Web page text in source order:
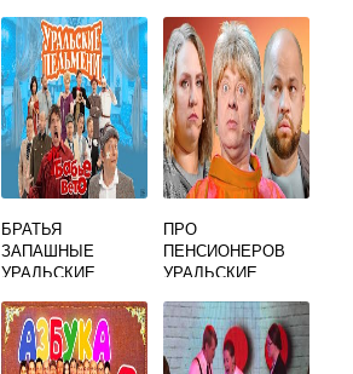
БРАТЬЯ
ЗАПАШНЫЕ
УРАЛЬСКИЕ
ПРО
ПЕНСИОНЕРОВ
УРАЛЬСКИЕ